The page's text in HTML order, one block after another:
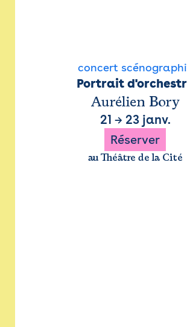
concert
Portrait
Aurélien Bory
21 → 23 janv.
Réserver
au Théâtre de la Cité